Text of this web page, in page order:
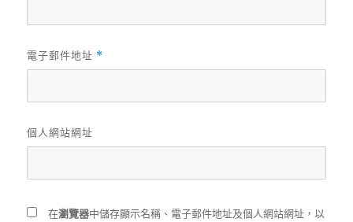
電子郵件地址 *
個人網站網址
在瀏覽器中儲存顯示名稱、電子郵件地址及個人網站網址，以